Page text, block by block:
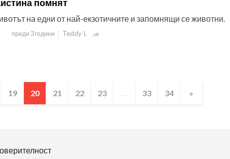
помнят
на едни от най-екзотичните и запомнящи се животни.
преди 3 години Teddy I. 
19 20 21 22 23 ... 33 34 »